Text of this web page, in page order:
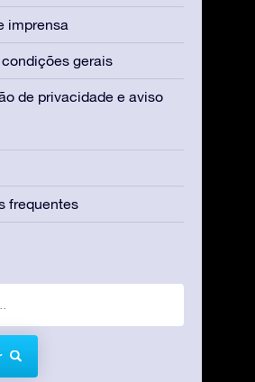
imprensa
condições gerais
de privacidade e aviso
frequentes